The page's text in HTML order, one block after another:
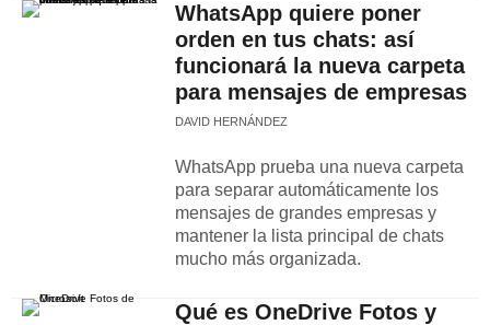
WhatsApp quiere poner
orden en tus chats: así
funcionará la nueva carpeta
para mensajes de empresas
DAVID HERNÁNDEZ
WhatsApp prueba una nueva carpeta
para separar automáticamente los
mensajes de grandes empresas y
mantener la lista principal de chats
mucho más organizada.
Qué es OneDrive Fotos y